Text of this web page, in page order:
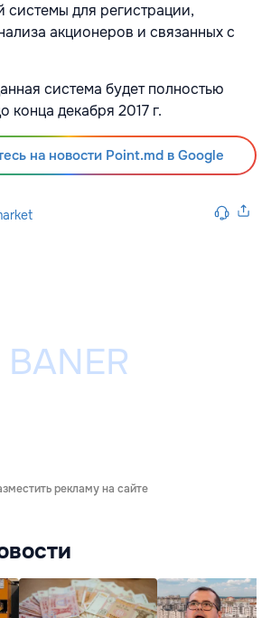
для регистрации,
акционеров и связанных с
система будет полностью
конца декабря 2017 г.
на новости Point.md в Google
рекламу на сайте